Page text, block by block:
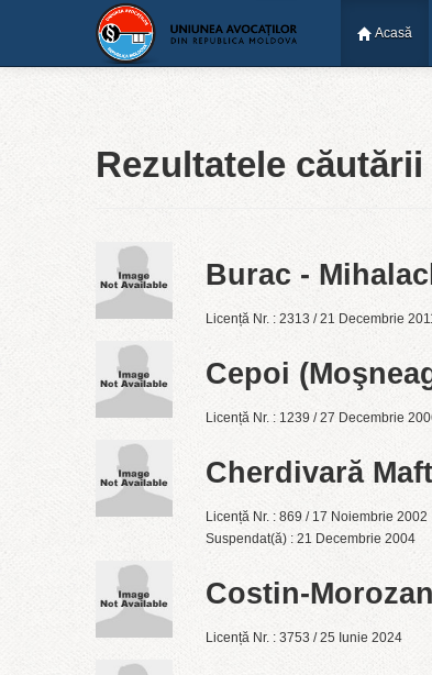
Acasă
Rezultatele căutării
Burac -
Licență Nr. : 2313 / 21 Decembrie
Cepoi
Licență Nr. : 1239 / 27 Decembrie
Cherdivară
Licență Nr. : 869 / 17 Noiembrie 2002
Suspendat(ă) : 21 Decembrie 2004
Costin-
Licență Nr. : 3753 / 25 Iunie 2024